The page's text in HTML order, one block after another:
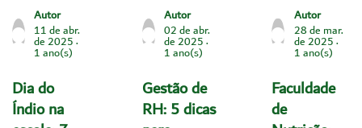
Autor
11 de abr.
de 2025
1 ano(s)
Dia do
Índio na
Autor
02 de abr.
de 2025
1 ano(s)
Gestão de
RH: 5 dicas
Autor
28 de mar.
de 2025
1 ano(s)
Faculdade
de